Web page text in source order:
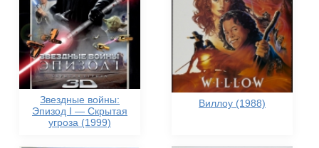
Звездные войны:
Эпизод I — Скрытая
угроза (1999)
Виллоу (1988)